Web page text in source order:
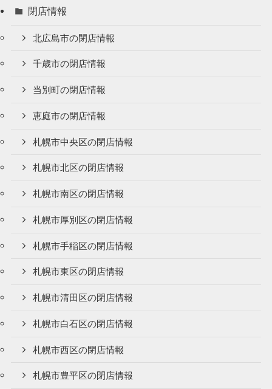
閉店情報
北広島市の閉店情報
千歳市の閉店情報
当別町の閉店情報
恵庭市の閉店情報
札幌市中央区の閉店情報
札幌市北区の閉店情報
札幌市南区の閉店情報
札幌市厚別区の閉店情報
札幌市手稲区の閉店情報
札幌市東区の閉店情報
札幌市清田区の閉店情報
札幌市白石区の閉店情報
札幌市西区の閉店情報
札幌市豊平区の閉店情報